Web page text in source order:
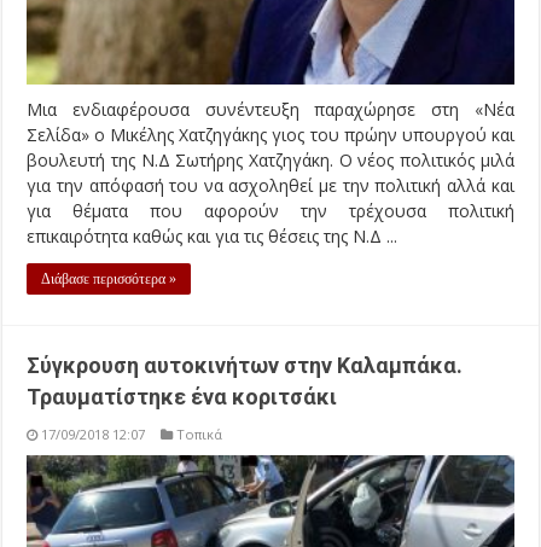
Μια ενδιαφέρουσα συνέντευξη παραχώρησε στη «Νέα
Σελίδα» ο Μικέλης Χατζηγάκης γιος του πρώην υπουργού και
βουλευτή της Ν.Δ Σωτήρης Χατζηγάκη. Ο νέος πολιτικός μιλά
για την απόφασή του να ασχοληθεί με την πολιτική αλλά και
για θέματα που αφορούν την τρέχουσα πολιτική
επικαιρότητα καθώς και για τις θέσεις της Ν.Δ ...
Διάβασε περισσότερα »
Σύγκρουση αυτοκινήτων στην Καλαμπάκα.
Τραυματίστηκε ένα κοριτσάκι
17/09/2018 12:07 Τοπικά